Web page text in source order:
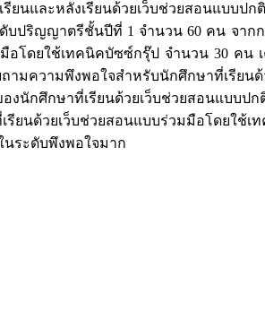
รียนและหลังเรียนด้วยเว็บช่วยสอนแบ
ปริญญาตรีชั้นปีที่ 1 จำนวน 60 คน จาก
โดยใช้เทคนิคบัซซ์กรุ๊ป จำนวน 30 คน
ความพึงพอใจสำหรับนักศึกษาที่เรียน
กศึกษาที่เรียนด้วยเว็บช่วยสอนแบบป
ยนด้วยเว็บช่วยสอนแบบร่วมมือโดยใช้
นระดับพึงพอใจมาก